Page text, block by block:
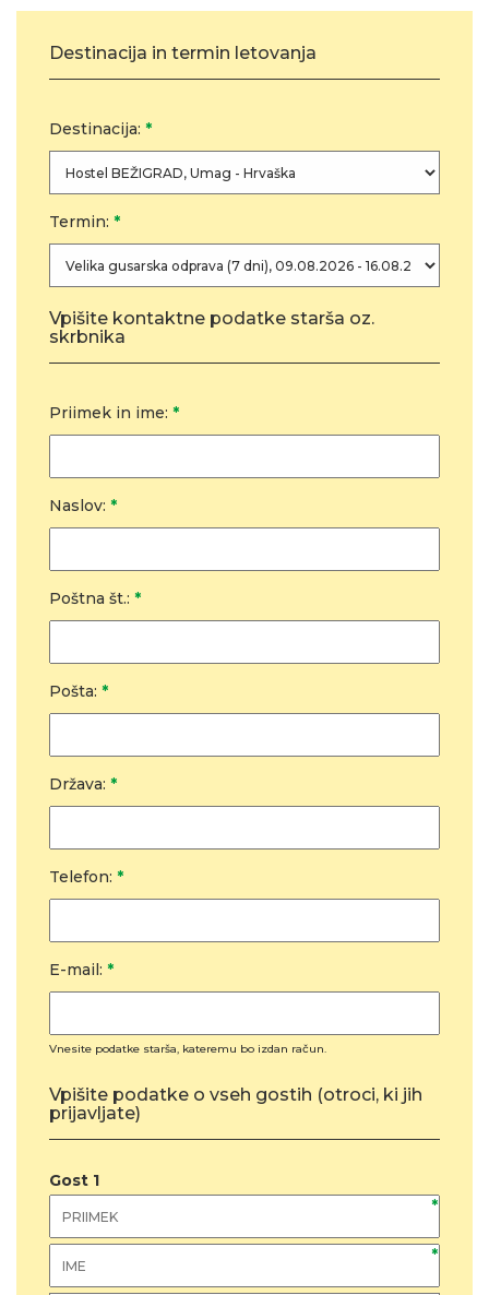
Destinacija in termin letovanja
Destinacija: *
Termin: *
Vpišite kontaktne podatke starša oz.
skrbnika
Priimek in ime: *
Naslov: *
Poštna št.: *
Pošta: *
Država: *
Telefon: *
E-mail: *
Vnesite podatke starša, kateremu bo izdan račun.
Vpišite podatke o vseh gostih (otroci, ki jih
prijavljate)
Gost 1
*
*